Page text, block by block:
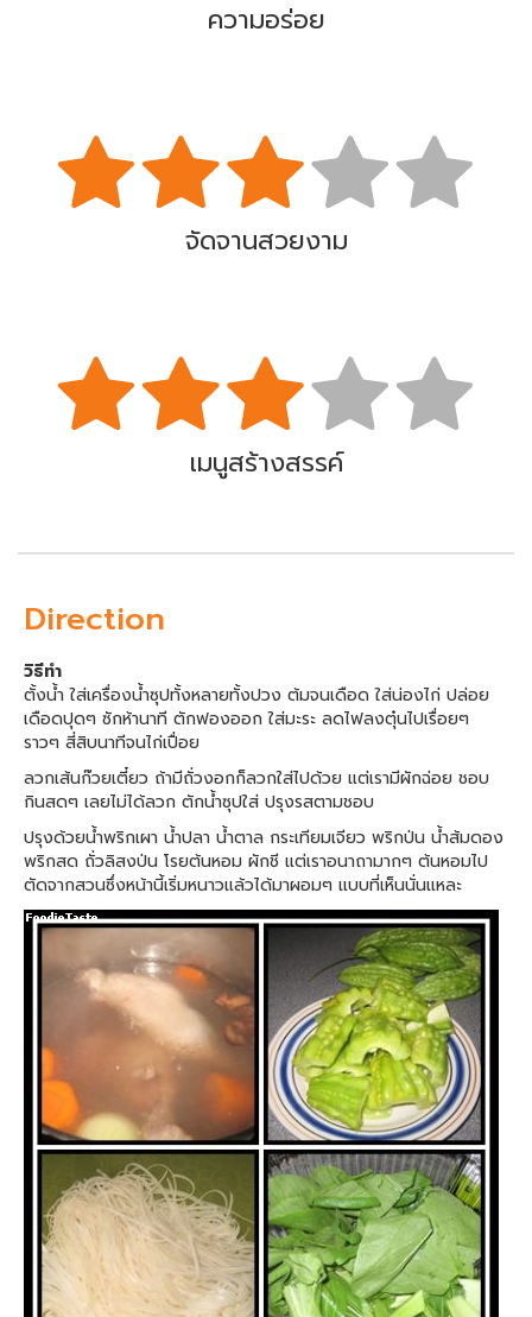
ความอร่อย
จัดจานสวยงาม
เมนูสร้างสรรค์
Direction
วิธีทำ
ตั้งน้ำ ใส่เครื่องน้ำซุปทั้งหลายทั้งปวง ต้มจนเดือด ใส่น่องไก่ ปล่อย
เดือดปุดๆ ซักห้านาที ตักฟองออก ใส่มะระ ลดไฟลงตุ๋นไปเรื่อยๆ
ราวๆ สี่สิบนาทีจนไก่เปื่อย
ลวกเส้นก๊วยเตี๋ยว ถ้ามีถั่วงอกก็ลวกใส่ไปด้วย แต่เรามีผักฉ่อย ชอบ
กินสดๆ เลยไม่ได้ลวก ตักน้ำซุปใส่ ปรุงรสตามชอบ
ปรุงด้วยน้ำพริกเผา น้ำปลา น้ำตาล กระเทียมเจียว พริกป่น น้ำส้มดอง
พริกสด ถั่วลิสงป่น โรยต้นหอม ผักชี แต่เราอนาถามากๆ ต้นหอมไป
ตัดจากสวนซึ่งหน้านี้เริ่มหนาวแล้วได้มาผอมๆ แบบที่เห็นนั่นแหละ